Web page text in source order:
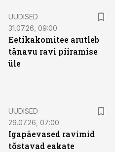
UUDISED
31.07.26, 09:00
Eetikakomitee arutleb
tänavu ravi piiramise
üle
UUDISED
29.07.26, 07:00
Igapäevased ravimid
tõstavad eakate